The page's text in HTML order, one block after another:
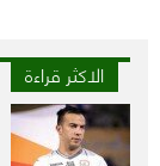
الاكثر قراءة